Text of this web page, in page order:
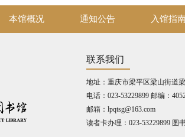
本馆概况 通知公告 入馆指
联系我们
地址：重庆市梁平区梁山街道
电话：023-53229899 邮编：
邮箱：lpqtsg@163.com
读者卡办理：023-53229899 图